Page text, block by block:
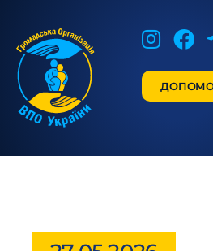
content
Про Нас
Новини